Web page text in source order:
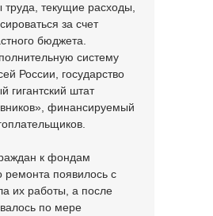
текущие расходы,
за счет
бюджета.
систему
России, государство
гигантский штат
финансируемый
к фондам
ремонта появилось с
их работы, а после
по мере